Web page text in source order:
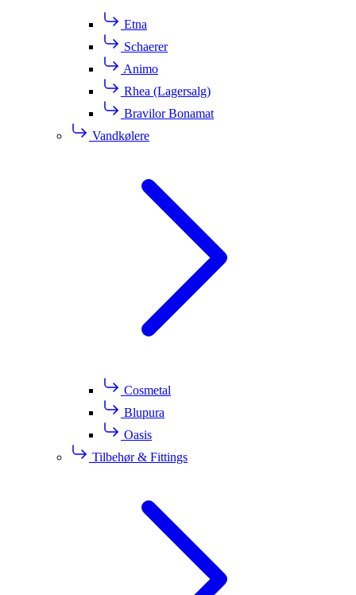
Etna
Schaerer
Animo
Rhea (Lagersalg)
Bravilor Bonamat
Vandkølere
Cosmetal
Blupura
Oasis
Tilbehør & Fittings